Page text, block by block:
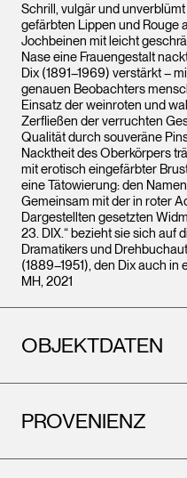
Schrill, vulgär und
gefärbten Lippen und Rouge
Jochbeinen mit leicht
Nase eine Frauengestalt
Dix (1891–1969) verstärkt –
genauen Beobachters
Einsatz der weinroten und
Zerfließen der verruchten
Qualität durch souveräne
Nacktheit des Oberkörpers
mit erotisch eingefärbter
eine Tätowierung: den
Gemeinsam mit der in roter
Dargestellten gesetzten
23. DIX.“ bezieht sie sich auf
Dramatikers und
(1889–1951), den Dix auch
MH, 2021
OBJEKTDATEN
PROVENIENZ